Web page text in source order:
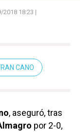
2018 18:23 |
CANO
, aseguró, tras
por 2-0,